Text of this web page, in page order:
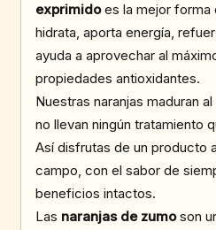
exprimidoes la mejor forma
hidrata, aporta energía,
ayuda a aprovechar al
propiedades antioxidantes.
Nuestras naranjas maduran
no llevan ningún tratamiento
Así disfrutas de un producto
campo, con el sabor de
beneficios intactos.
Las naranjas de zumoson